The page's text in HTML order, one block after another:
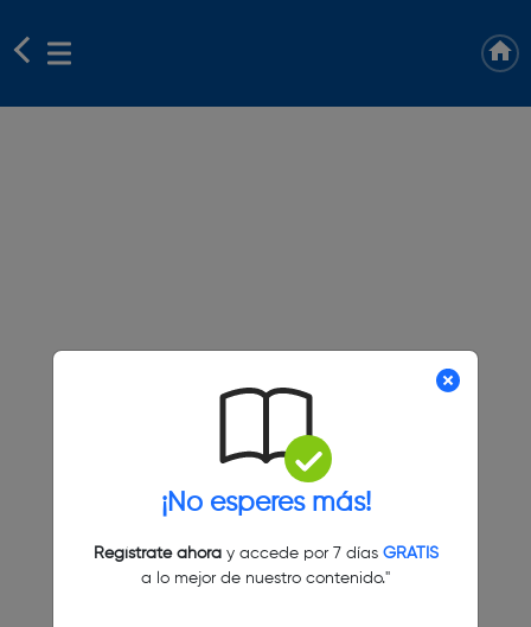
¡No esperes más!
Regístrate ahoray accede por 7 días GRATIS
a lo mejor de nuestro contenido."